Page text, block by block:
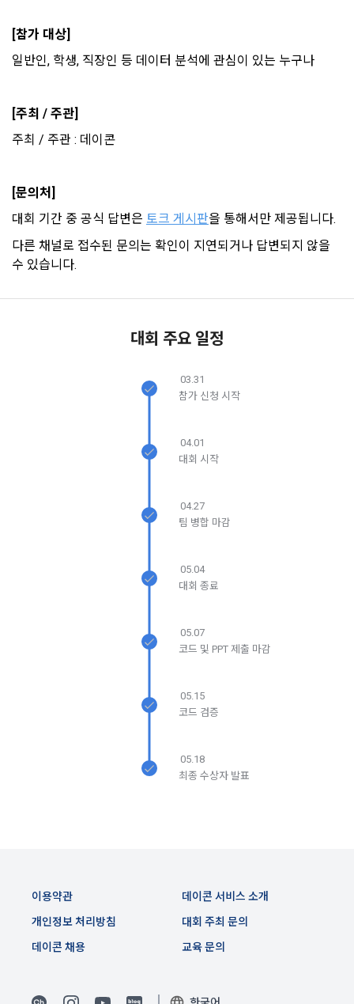
명, 사업자등록번호, 연락처 등을 "회원"이 알 수 있도록 초기 화
면에 게시하거나 기타의 방법으로 "회원"에게 공지해야 한다.
2. "회사"는 약관의규제등에관한법률, 전기통신기본법, 전기통
자금융거래법, 전자서명법, 소비자기본법, 개인정보보호법 등
관련법을 위배하지 않는 범위에서 이 약관을 개정할 수 있다.
“별도약관”이 우선하여 적용된다.
4. “회사”의 영업상 중요한 사유 또는 관계 법령에 의한 변경사
유가 있을 때, 약관을 변경할 수 있으며, 약관을 개정할 경우에는
적용일자 및 개정사유를 명시하여 현행 약관과 함께 “회사” 홈페
이지의 공지게시판에 그 적용일자 7일 이전부터 적용일자 전일
며, 정책 또한 개정될 시에는 적용일자와 개정사유를 명시하여
“회사” 홈페이지의 공지게시판에 그 적용일자 7일 이전부터 적
6. "회원"은 변경된 약관에 대해 거부할 권리가 있다. "회원"은 변
경된 약관이 공지된 지 15일 이내에 거부의사를 표명할 수 있다.
간을 정하여 "회원"에게 사전 통지 후 당해 "회원"과의 계약을 해
지할 수 있다. 만약, "회원"이 거부의사를 표시하지 않거나, 전항
1. 이 약관에서 규정하지 않은 사항에 관해서는 약관의규제등에
관한법률, 전기통신기본법, 전기통신사업법, 정보통신망이용촉
비자기본법 등의 관계법령에 따른다.
2. "회원"이 "회사"와 개별 계약을 체결하여 서비스를 이용하는
의 안내를 "회원"에게 통지함으로써 이용계약이 성립된다.
증에 필요한 이름, 생년월일, 연락처 등을 제공하여야 한다.
4. 페이스북 등 외부서비스와의 연동을 통해 이용계약을 신청할
사”가 “회원”의 외부 서비스 계정 정보 접근 및 활용에 “동의” 또
규 서비스 개발을 위한 통계 및 접속빈도 파악, 통계학적 특성에
를 위한 데이터 분석
가. 수집하는 개인정보의 항목
필수 항목 : 아이디, 비밀번호, 이름, 닉네임, 이메일
데이콘 내의 개별 서비스 이용, 상금 및 상품 지급 과정에서 해당
서비스의 이용자에 한해 추가 개인정보 수집이 발생할 수 있습
시점에서 이용자에게 ‘수집하는 개인정보 항목, 개인정보의 수
집 및 이용목적, 개인정보의 보관기간’에 대해 안내 드리고 동의
2) 데이콘 인재풀 등록 시 수집하는 항목
여부, 사용 가능한 프로그래밍 언어 및 사용 경험, 프로젝트 또는
대회 코드 링크1개, 구직 의향,
희망근무지역
력, 개인 운영 사이트 링크(GitHub, Linkedin 등) ,영상, ppt
모바일 서비스의 특성상 단말기 모델 정보가 수집될 수 있으나,
이는 개인을 식별할 수 없는 형태입니다.
4) 보상금 지급 시 수집하는 항목
IP Address, 쿠키, 방문일시, 서비스 이용 기록, 불량 이용 기록,
광고 ID, 접속 환경
나. 개인정보 수집방법
에 대해 동의를 하고 직접 정보를 입력하는 경우, 해당 개인정보
[참가 대상]
일반인, 학생, 직장인 등 데이터 분석에 관심이 있는 누구나
[주최 / 주관]
주최 / 주관 : 데이콘
[문의처]
대회 기간 중 공식 답변은 토크 게시판을 통해서만 제공됩니다.
다른 채널로 접수된 문의는 확인이 지연되거나 답변되지 않을
수 있습니다.
대회 주요 일정
03.31
참가 신청 시작
04.01
대회 시작
04.27
팀 병합 마감
05.04
대회 종료
05.07
코드 및 PPT 제출 마감
05.15
코드 검증
05.18
최종 수상자 발표
이용약관
개인정보 처리방침
대회 주최 문의
교육 문의
데이콘 서비스 소개
데이콘 채용